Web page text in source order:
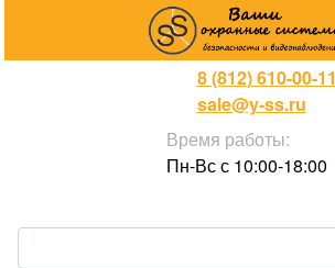
8 (812) 610-00-11
sale@y-ss.ru
Время работы:
Пн-Вс с 10:00-18:00